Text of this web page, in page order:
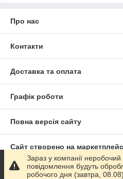
Про нас
Контакти
Доставка та оплата
Графік роботи
Повна версія сайту
Сайт створено на
Політика конфіденційності
Зараз у компанії
повідомлення будуть
робочого дня (завтра, 08.08).